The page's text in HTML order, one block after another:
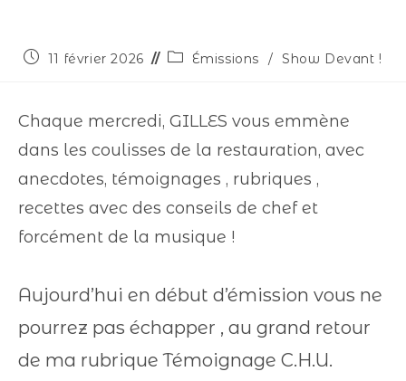
11 février 2026 Émissions / Show Devant !
Chaque mercredi, GILLES vous emmène
dans les coulisses de la restauration, avec
anecdotes, témoignages , rubriques ,
recettes avec des conseils de chef et
forcément de la musique !
Aujourd’hui en début d’émission vous ne
pourrez pas échapper , au grand retour
de ma rubrique Témoignage C.H.U.